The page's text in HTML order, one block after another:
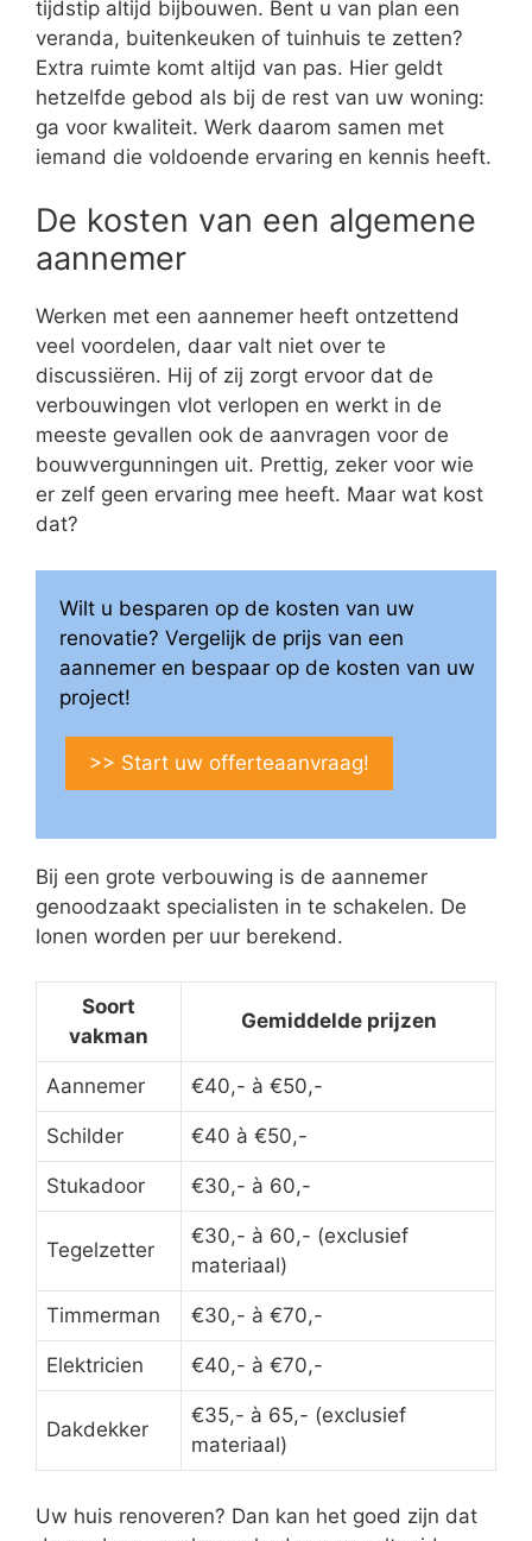
tijdstip altijd bijbouwen. Bent u van plan een
veranda, buitenkeuken of tuinhuis te zetten?
Extra ruimte komt altijd van pas. Hier geldt
hetzelfde gebod als bij de rest van uw woning:
ga voor kwaliteit. Werk daarom samen met
iemand die voldoende ervaring en kennis heeft.
De kosten van een algemene
aannemer
Werken met een aannemer heeft ontzettend
veel voordelen, daar valt niet over te
discussiëren. Hij of zij zorgt ervoor dat de
verbouwingen vlot verlopen en werkt in de
meeste gevallen ook de aanvragen voor de
bouwvergunningen uit. Prettig, zeker voor wie
er zelf geen ervaring mee heeft. Maar wat kost
dat?
Wilt u besparen op de kosten van uw
renovatie? Vergelijk de prijs van een
aannemer en bespaar op de kosten van uw
project!
>> Start uw offerteaanvraag!
Bij een grote verbouwing is de aannemer
genoodzaakt specialisten in te schakelen. De
lonen worden per uur berekend.
Soort
vakman
Gemiddelde prijzen
Aannemer €40,- à €50,-
Schilder €40 à €50,-
Stukadoor €30,- à 60,-
Tegelzetter
€30,- à 60,- (exclusief
materiaal)
Timmerman €30,- à €70,-
Elektricien €40,- à €70,-
Dakdekker
€35,- à 65,- (exclusief
materiaal)
Uw huis renoveren? Dan kan het goed zijn dat